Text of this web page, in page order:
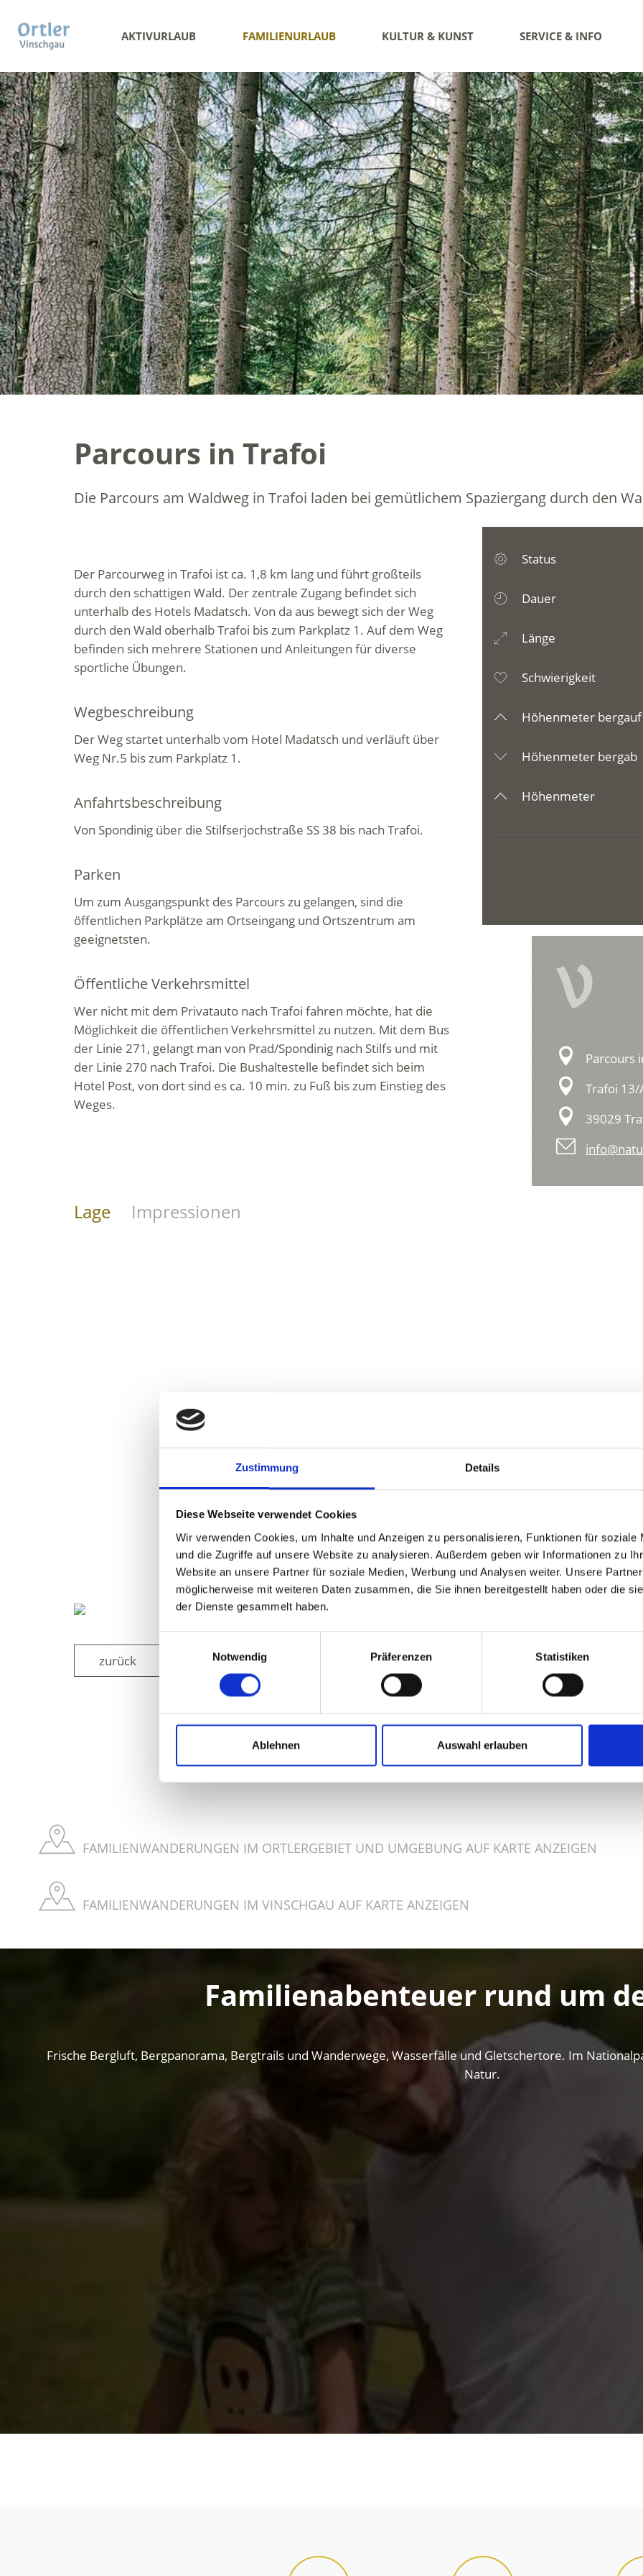
Zustimmung Details
Diese Webseite verwendet Cookies
Wir verwenden Cookies, um Inhalte und Anzeigen zu personalisieren, Funktionen für soziale
und die Zugriffe auf unsere Website zu analysieren. Außerdem geben wir Informationen zu
Website an unsere Partner für soziale Medien, Werbung und Analysen weiter. Unsere
möglicherweise mit weiteren Daten zusammen, die Sie ihnen bereitgestellt haben oder die
der Dienste gesammelt haben.
Notwendig
Präferenzen Statistiken
Ablehnen Auswahl erlauben
AKTIVURLAUB FAMILIENURLAUB KULTUR & KUNST SERVICE & INFO
Parcours in Trafoi
Die Parcours am Waldweg in Trafoi laden bei gemütlichem Spaziergang durch den
Der Parcourweg in Trafoi ist ca. 1,8 km lang und führt großteils
durch den schattigen Wald. Der zentrale Zugang befindet sich
unterhalb des Hotels Madatsch. Von da aus bewegt sich der Weg
durch den Wald oberhalb Trafoi bis zum Parkplatz 1. Auf dem Weg
befinden sich mehrere Stationen und Anleitungen für diverse
sportliche Übungen.
Wegbeschreibung
Der Weg startet unterhalb vom Hotel Madatsch und verläuft über
Weg Nr.5 bis zum Parkplatz 1.
Anfahrtsbeschreibung
Von Spondinig über die Stilfserjochstraße SS 38 bis nach Trafoi.
Parken
Um zum Ausgangspunkt des Parcours zu gelangen, sind die
öffentlichen Parkplätze am Ortseingang und Ortszentrum am
geeignetsten.
Öffentliche Verkehrsmittel
Wer nicht mit dem Privatauto nach Trafoi fahren möchte, hat die
Möglichkeit die öffentlichen Verkehrsmittel zu nutzen. Mit dem Bus
der Linie 271, gelangt man von Prad/Spondinig nach Stilfs und mit
der Linie 270 nach Trafoi. Die Bushaltestelle befindet sich beim
Hotel Post, von dort sind es ca. 10 min. zu Fuß bis zum Einstieg des
Weges.
Status
Dauer
Länge
Schwierigkeit
Höhenmeter bergauf
Höhenmeter bergab
Höhenmeter
V
Parcours
Trafoi 13/
39029
Lage Impressionen
zurück
WAR DER INHALT FÜR SIE HILFREICH?
FAMILIENWANDERUNGEN IM ORTLERGEBIET UND UMGEBUNG AUF KARTE ANZEIGEN
FAMILIENWANDERUNGEN IM VINSCHGAU AUF KARTE ANZEIGEN
Familienabenteuer rund um
Frische Bergluft, Bergpanorama, Bergtrails und Wanderwege, Wasserfälle und Gletschertore. Im
Natur.